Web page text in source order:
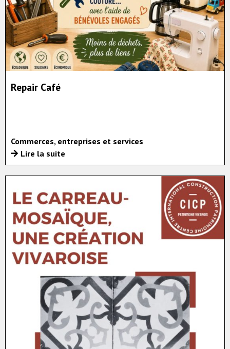
Repair Café
Commerces, entreprises et services
Lire la suite